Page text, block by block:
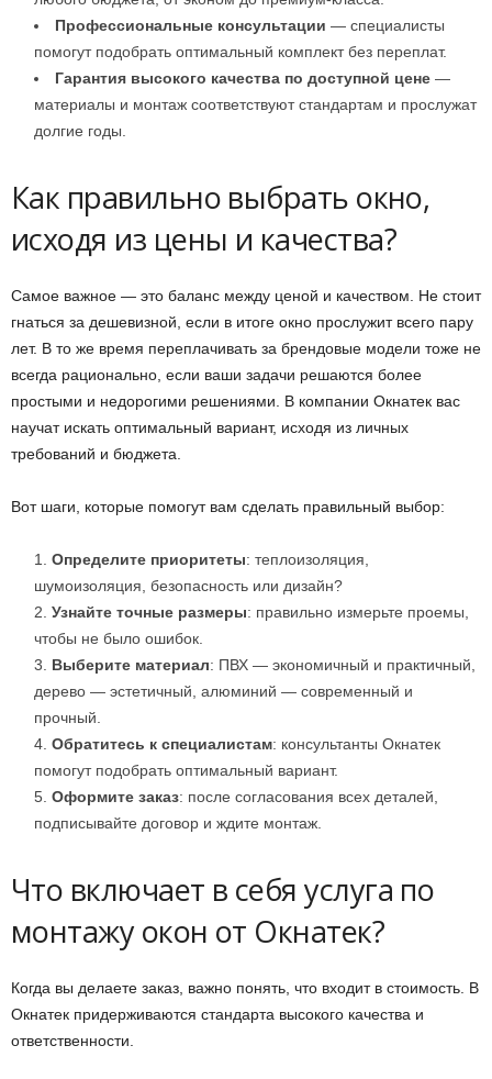
Профессиональные консультации — специалисты
помогут подобрать оптимальный комплект без переплат.
Гарантия высокого качества по доступной цене —
материалы и монтаж соответствуют стандартам и прослужат
долгие годы.
Как правильно выбрать окно,
исходя из цены и качества?
Самое важное — это баланс между ценой и качеством. Не стоит
гнаться за дешевизной, если в итоге окно прослужит всего пару
лет. В то же время переплачивать за брендовые модели тоже не
всегда рационально, если ваши задачи решаются более
простыми и недорогими решениями. В компании Окнатек вас
научат искать оптимальный вариант, исходя из личных
требований и бюджета.
Вот шаги, которые помогут вам сделать правильный выбор:
Определите приоритеты: теплоизоляция,
шумоизоляция, безопасность или дизайн?
Узнайте точные размеры: правильно измерьте проемы,
чтобы не было ошибок.
Выберите материал: ПВХ — экономичный и практичный,
дерево — эстетичный, алюминий — современный и
прочный.
Обратитесь к специалистам: консультанты Окнатек
помогут подобрать оптимальный вариант.
Оформите заказ: после согласования всех деталей,
подписывайте договор и ждите монтаж.
Что включает в себя услуга по
монтажу окон от Окнатек?
Когда вы делаете заказ, важно понять, что входит в стоимость. В
Окнатек придерживаются стандарта высокого качества и
ответственности.